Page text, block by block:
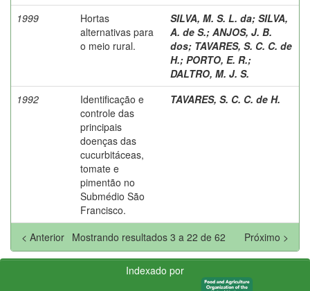
1999
Hortas
alternativas para
o meio rural.
SILVA, M. S. L. da; SILVA,
A. de S.; ANJOS, J. B.
dos; TAVARES, S. C. C. de
H.; PORTO, E. R.;
DALTRO, M. J. S.
1992
Identificação e
controle das
principais
doenças das
cucurbitáceas,
tomate e
pimentão no
Submédio São
Francisco.
TAVARES, S. C. C. de H.
Mostrando resultados 3 a 22 de 62
< Anterior Próximo >
Indexado por